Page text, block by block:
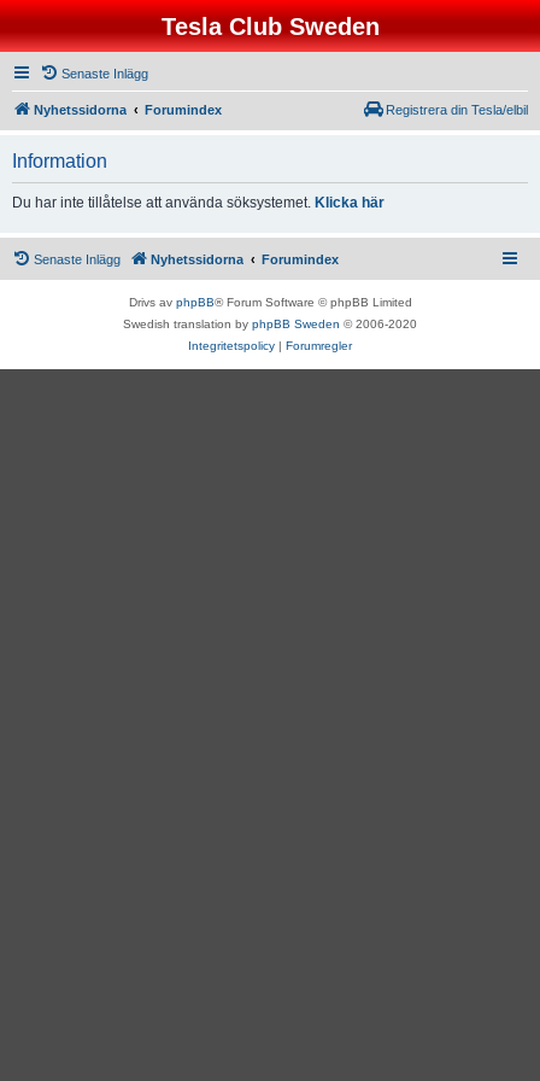
Tesla Club Sweden
Senaste Inlägg
Nyhetssidorna Forumindex Registrera din Tesla/elbil
Information
Du har inte tillåtelse att använda söksystemet. Klicka här
Senaste Inlägg Nyhetssidorna Forumindex
Drivs av phpBB® Forum Software © phpBB Limited
Swedish translation by phpBB Sweden © 2006-2020
Integritetspolicy | Forumregler